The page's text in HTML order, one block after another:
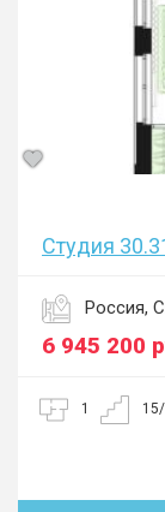
Студия
Россия,
6 945 200
1